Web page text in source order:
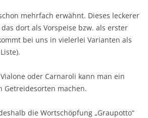
mehrfach erwähnt. Dieses leckerer
dort als Vorspeise bzw. als erster
bei uns in vielerlei Varianten als
oder Carnaroli kann man ein
machen.
die Wortschöpfung „Graupotto“